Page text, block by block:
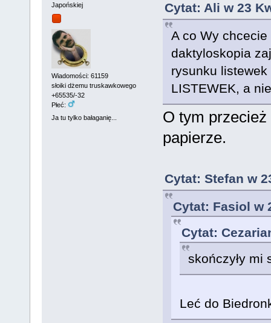
Japońskiej
Wiadomości: 61159
słoiki dżemu truskawkowego
+65535/-32
Płeć:
Ja tu tylko bałaganię...
Cytat: Ali w 23
A co Wy
daktyloskopia
rysunku listewek
LISTEWEK, a
O tym
papierze.
Cytat: Stefan w
Cytat: Fasiol w
Cytat:
skończyły mi
Leć do